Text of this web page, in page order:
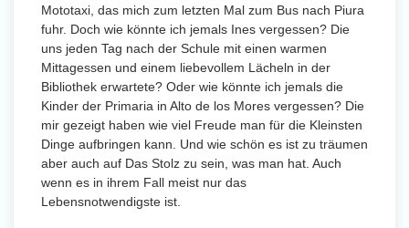
Mototaxi, das mich zum letzten Mal zum Bus nach Piura
fuhr. Doch wie könnte ich jemals Ines vergessen? Die
uns jeden Tag nach der Schule mit einen warmen
Mittagessen und einem liebevollem Lächeln in der
Bibliothek erwartete? Oder wie könnte ich jemals die
Kinder der Primaria in Alto de los Mores vergessen? Die
mir gezeigt haben wie viel Freude man für die Kleinsten
Dinge aufbringen kann. Und wie schön es ist zu träumen
aber auch auf Das Stolz zu sein, was man hat. Auch
wenn es in ihrem Fall meist nur das
Lebensnotwendigste ist.